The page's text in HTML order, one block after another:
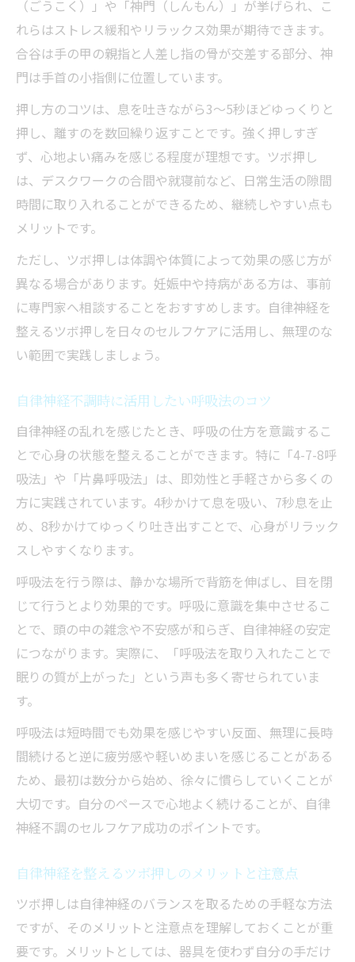
（ごうこく）」や「神門（しんもん）」が挙げられ、こ
れらはストレス緩和やリラックス効果が期待できます。
合谷は手の甲の親指と人差し指の骨が交差する部分、神
門は手首の小指側に位置しています。
押し方のコツは、息を吐きながら3〜5秒ほどゆっくりと
押し、離すのを数回繰り返すことです。強く押しすぎ
ず、心地よい痛みを感じる程度が理想です。ツボ押し
は、デスクワークの合間や就寝前など、日常生活の隙間
時間に取り入れることができるため、継続しやすい点も
メリットです。
ただし、ツボ押しは体調や体質によって効果の感じ方が
異なる場合があります。妊娠中や持病がある方は、事前
に専門家へ相談することをおすすめします。自律神経を
整えるツボ押しを日々のセルフケアに活用し、無理のな
い範囲で実践しましょう。
自律神経不調時に活用したい呼吸法のコツ
自律神経の乱れを感じたとき、呼吸の仕方を意識するこ
とで心身の状態を整えることができます。特に「4-7-8呼
吸法」や「片鼻呼吸法」は、即効性と手軽さから多くの
方に実践されています。4秒かけて息を吸い、7秒息を止
め、8秒かけてゆっくり吐き出すことで、心身がリラック
スしやすくなります。
呼吸法を行う際は、静かな場所で背筋を伸ばし、目を閉
じて行うとより効果的です。呼吸に意識を集中させるこ
とで、頭の中の雑念や不安感が和らぎ、自律神経の安定
につながります。実際に、「呼吸法を取り入れたことで
眠りの質が上がった」という声も多く寄せられていま
す。
呼吸法は短時間でも効果を感じやすい反面、無理に長時
間続けると逆に疲労感や軽いめまいを感じることがある
ため、最初は数分から始め、徐々に慣らしていくことが
大切です。自分のペースで心地よく続けることが、自律
神経不調のセルフケア成功のポイントです。
自律神経を整えるツボ押しのメリットと注意点
ツボ押しは自律神経のバランスを取るための手軽な方法
ですが、そのメリットと注意点を理解しておくことが重
要です。メリットとしては、器具を使わず自分の手だけ